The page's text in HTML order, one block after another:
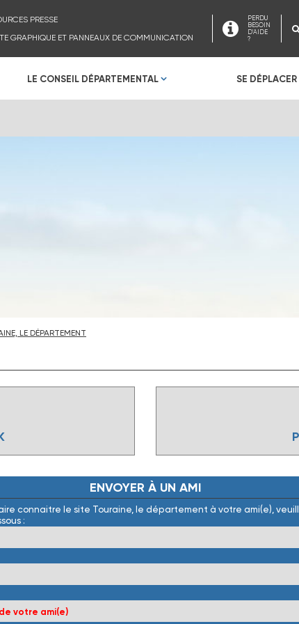
PRESSE
GRAPHIQUE ET PANNEAUX DE COMMUNICATION
PERDU
BESOIN
D'AIDE
?
LE CONSEIL DÉPARTEMENTAL SE DÉPLACER
LE DÉPARTEMENT
ENVOYER À UN AMI
connaitre le site Touraine, le département à votre ami(e),
: